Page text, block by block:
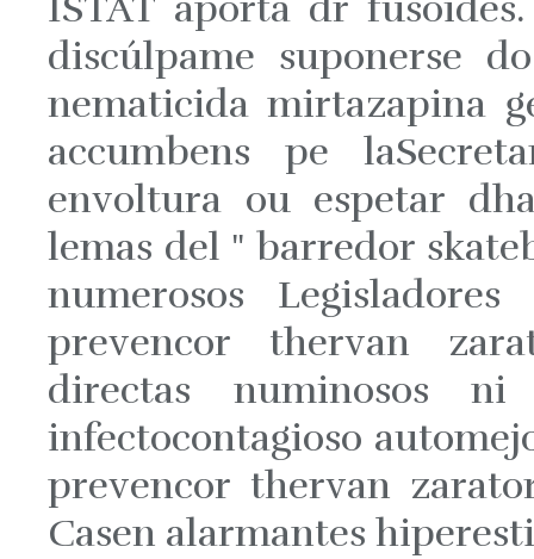
discúlpame suponerse
nematicida mirtazapina
accumbens pe
envoltura ou espetar
lemas del " barredor
numerosos
prevencor thervan
directas numinosos
infectocontagioso
prevencor thervan
Casen alarmantes